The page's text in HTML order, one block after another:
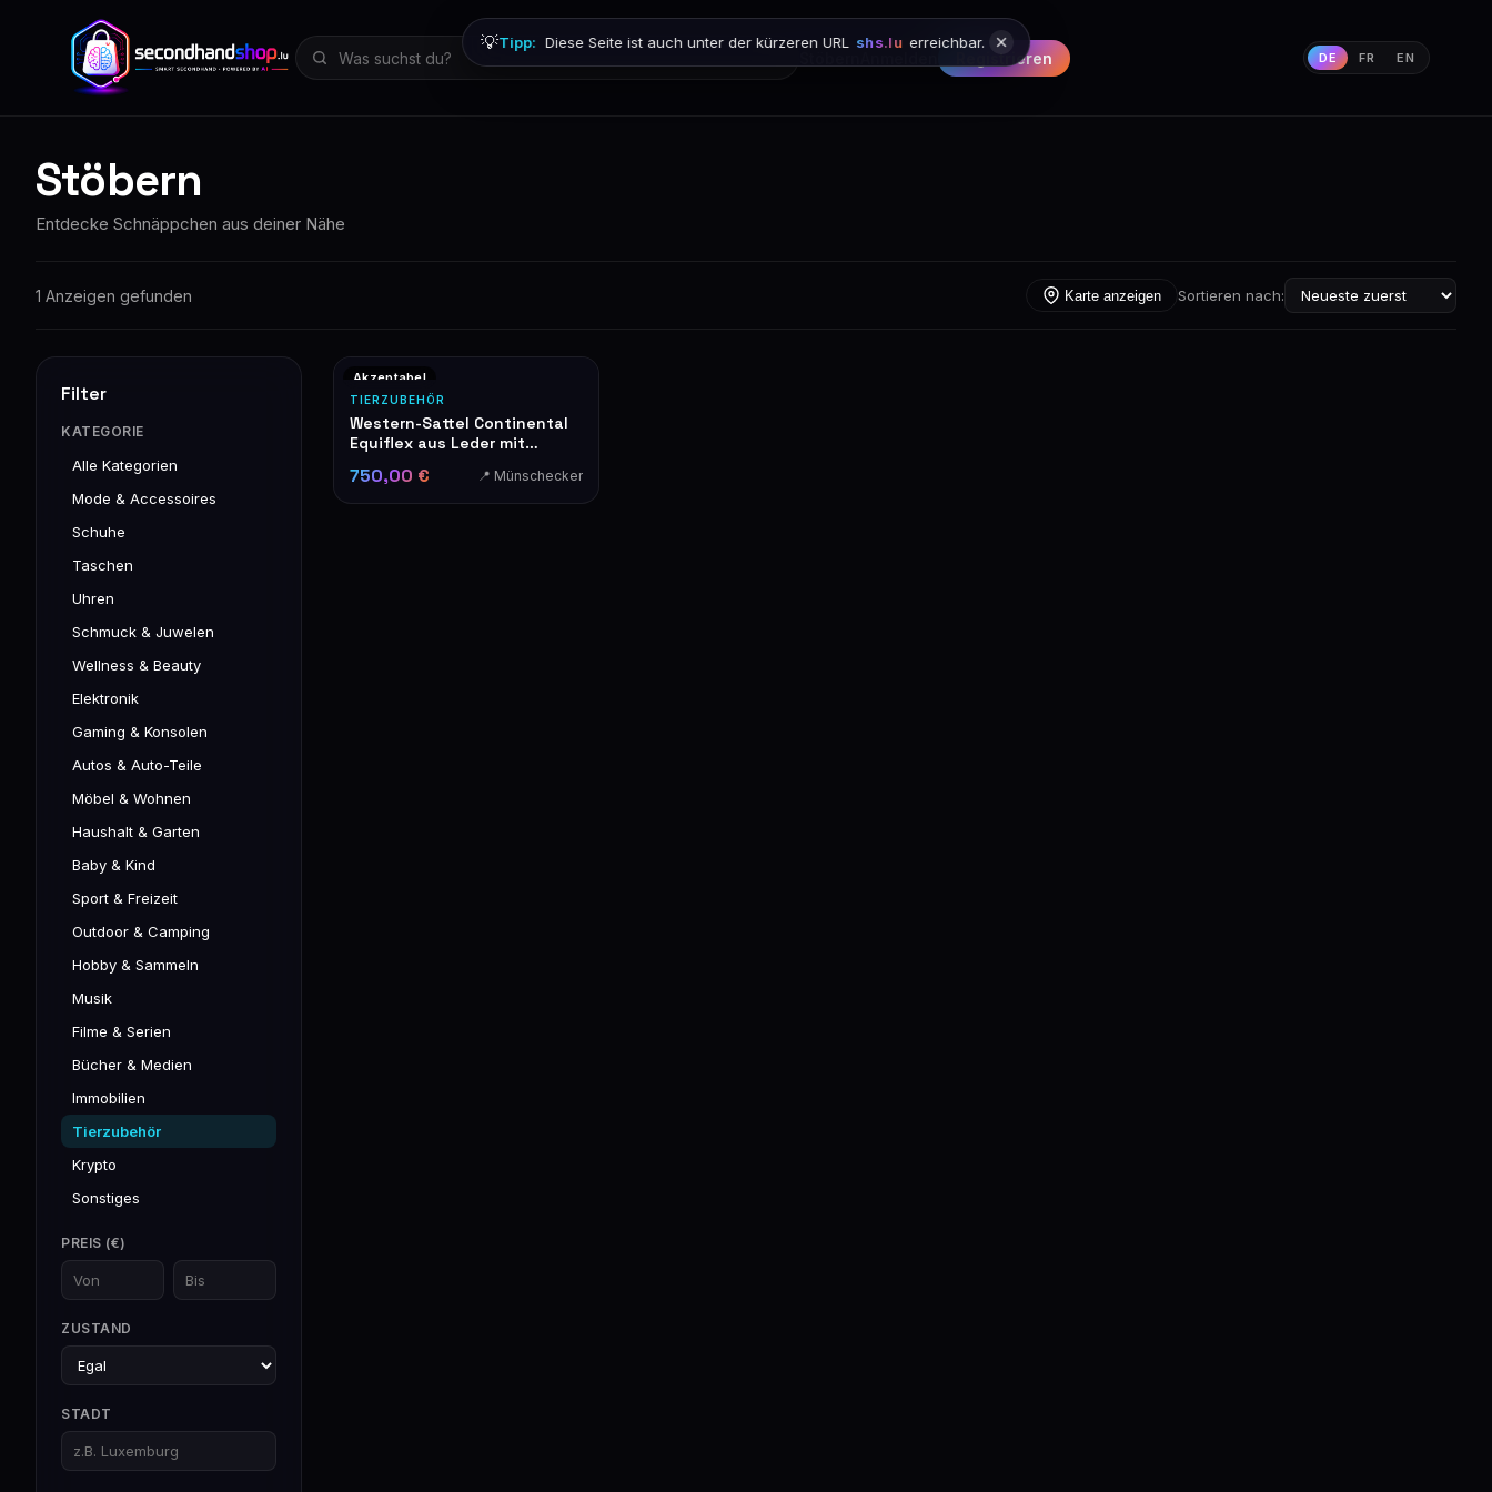
Registrieren DE FR EN
💡Tipp: Diese Seite ist auch unter der kürzeren URL shs.lu erreichbar.
Stöbern
Entdecke Schnäppchen aus deiner Nähe
1 Anzeigen gefunden Karte anzeigen Sortieren nach:
Filter
KATEGORIE
Alle Kategorien
Mode & Accessoires
Schuhe
Taschen
Uhren
Schmuck & Juwelen
Wellness & Beauty
Elektronik
Gaming & Konsolen
Autos & Auto-Teile
Möbel & Wohnen
Haushalt & Garten
Baby & Kind
Sport & Freizeit
Outdoor & Camping
Hobby & Sammeln
Musik
Filme & Serien
Bücher & Medien
Immobilien
Tierzubehör
Krypto
Sonstiges
PREIS (€)
ZUSTAND
STADT
Akzeptabel
TIERZUBEHÖR
Western-Sattel Continental
Equiflex aus Leder mit
Silberbeschlägen
750,00 € 📍 Münschecker